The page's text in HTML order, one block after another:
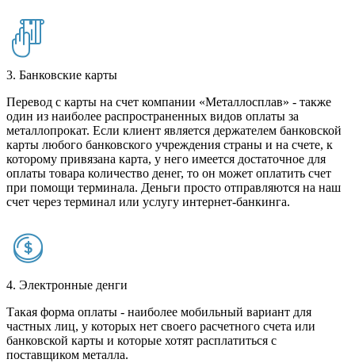
3. Банковские карты
Перевод с карты на счет компании «Металлосплав» - также
один из наиболее распространенных видов оплаты за
металлопрокат. Если клиент является держателем банковской
карты любого банковского учреждения страны и на счете, к
которому привязана карта, у него имеется достаточное для
оплаты товара количество денег, то он может оплатить счет
при помощи терминала. Деньги просто отправляются на наш
счет через терминал или услугу интернет-банкинга.
4. Электронные денги
Такая форма оплаты - наиболее мобильный вариант для
частных лиц, у которых нет своего расчетного счета или
банковской карты и которые хотят расплатиться с
поставщиком металла.